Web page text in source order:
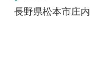
長野県松本市庄内